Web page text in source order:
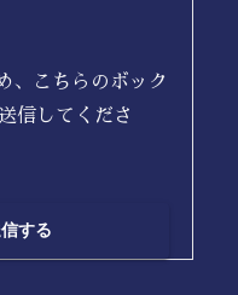
、こちらのボック
信してくださ